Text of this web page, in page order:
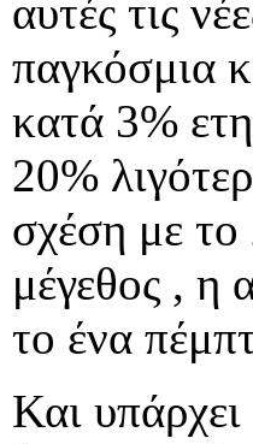
αυτές τις
παγκόσμια
κατά 3%
20%
σχέση με το
μέγεθος , η
το ένα
Και